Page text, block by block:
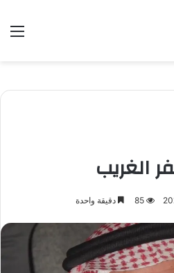
الغريب
85 دقيقة واحدة